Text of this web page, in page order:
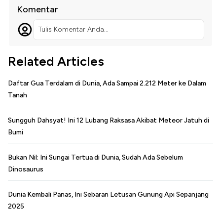
Komentar
Tulis Komentar Anda...
Related Articles
Daftar Gua Terdalam di Dunia, Ada Sampai 2.212 Meter ke Dalam
Tanah
Sungguh Dahsyat! Ini 12 Lubang Raksasa Akibat Meteor Jatuh di
Bumi
Bukan Nil: Ini Sungai Tertua di Dunia, Sudah Ada Sebelum
Dinosaurus
Dunia Kembali Panas, Ini Sebaran Letusan Gunung Api Sepanjang
2025